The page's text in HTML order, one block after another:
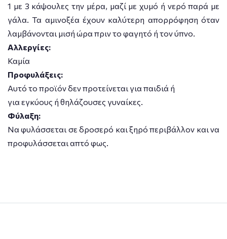
1 με 3 κάψουλες την μέρα, μαζί με χυμό ή νερό παρά με
γάλα. Τα αμινοξέα έχουν καλύτερη απορρόφηση όταν
λαμβάνονται μισή ώρα πριν το φαγητό ή τον ύπνο.
Αλλεργίες:
Καμία
Προφυλάξεις:
Αυτό το προϊόν δεν προτείνεται για παιδιά ή
για εγκύους ή θηλάζουσες γυναίκες.
Φύλαξη:
Να φυλάσσεται σε δροσερό και ξηρό περιβάλλον και να
προφυλάσσεται απτό φως.